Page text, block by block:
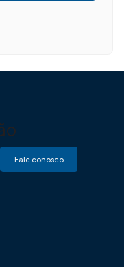
Fale conosco